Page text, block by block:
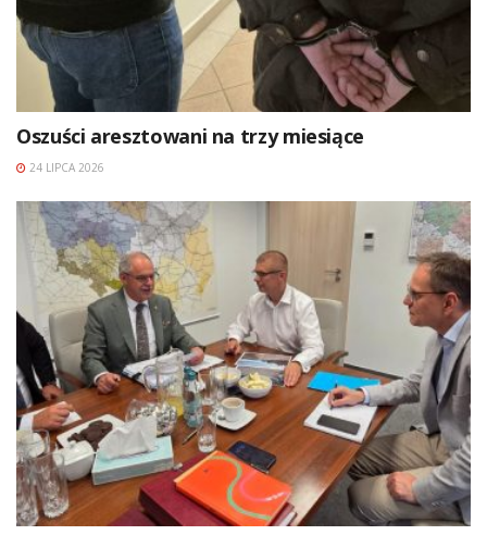
Oszuści aresztowani na trzy miesiące
24 LIPCA 2026